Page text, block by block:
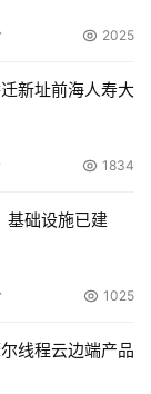
会理事长、中
了绿色能源助
宽带数据中心
司智慧城市事业
公司总经理田
心模式创新、
话题。
场，分别围绕
数字赋能、网
2025
新址前海人寿大
1834
基础设施已建
1025
线程云边端产品